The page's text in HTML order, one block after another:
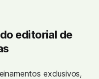
editorial de
exclusivos,